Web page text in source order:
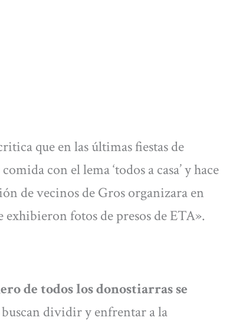
que en las últimas fiestas de
con el lema ‘todos a casa’ y hace
de vecinos de Gros organizara en
exhibieron fotos de presos de ETA».
de todos los donostiarras se
buscan dividir y enfrentar a la